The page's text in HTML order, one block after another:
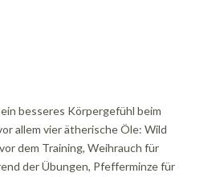
besseres Körpergefühl beim
allem vier ätherische Öle: Wild
dem Training, Weihrauch für
der Übungen, Pfefferminze für